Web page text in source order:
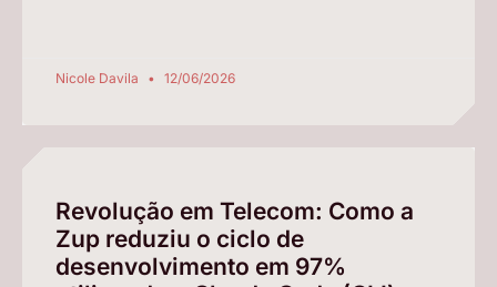
Nicole Davila 12/06/2026
Revolução em Telecom: Como a
Zup reduziu o ciclo de
desenvolvimento em 97%